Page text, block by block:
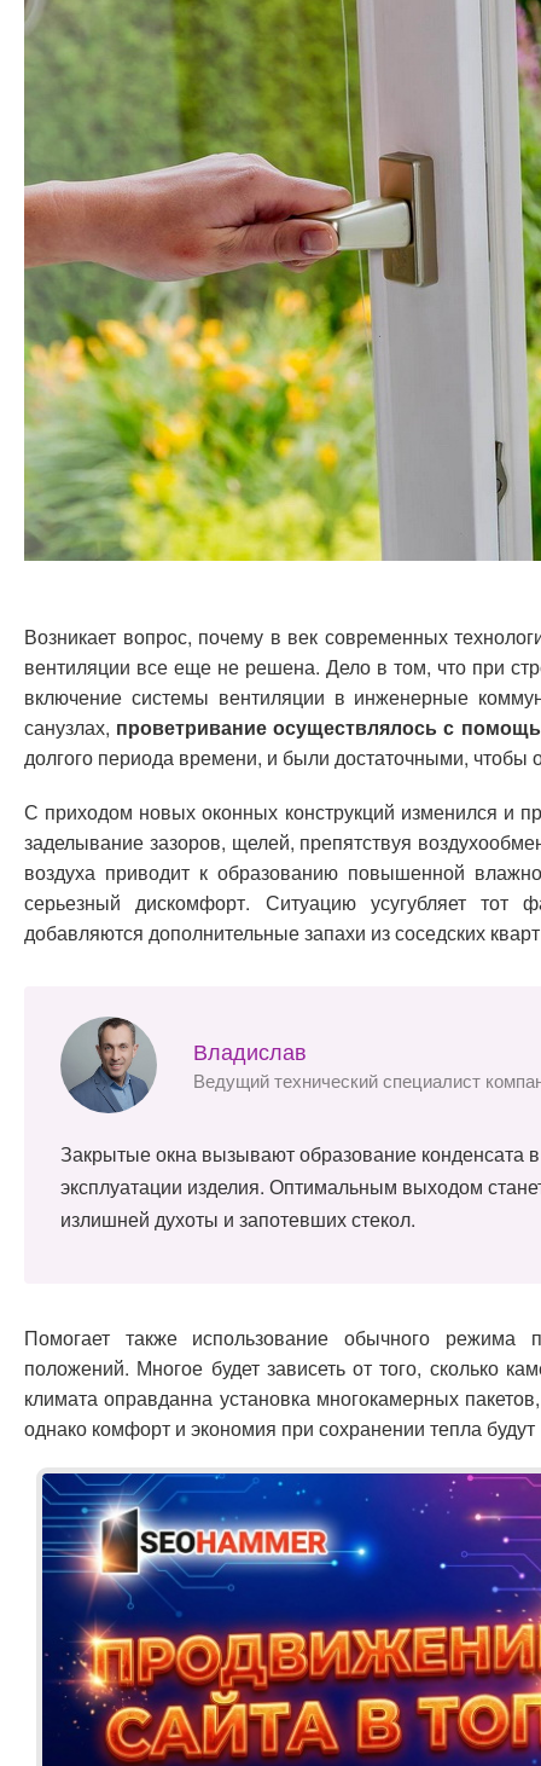
Возникает вопрос, почему в век современных
вентиляции все еще не решена. Дело в том, что при
включение системы вентиляции в инженерные
санузлах, проветривание осуществлялось с
долгого периода времени, и были достаточными, чтобы
С приходом новых оконных конструкций изменился и
заделывание зазоров, щелей, препятствуя
воздуха приводит к образованию повышенной
серьезный дискомфорт. Ситуацию усугубляет
добавляются дополнительные запахи из соседских
Владислав
Ведущий технический специалист
Закрытые окна вызывают образование конденсата
эксплуатации изделия. Оптимальным выходом
излишней духоты и запотевших стекол.
Помогает также использование обычного режима
положений. Многое будет зависеть от того, сколько
климата оправданна установка многокамерных
однако комфорт и экономия при сохранении тепла